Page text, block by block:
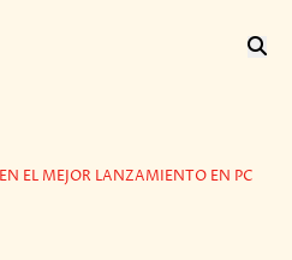
EL MEJOR LANZAMIENTO EN PC